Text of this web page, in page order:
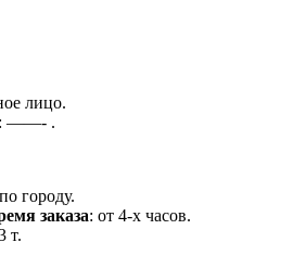
лицо.
: ——- .
городу.
заказа: от 4-х часов.
т.